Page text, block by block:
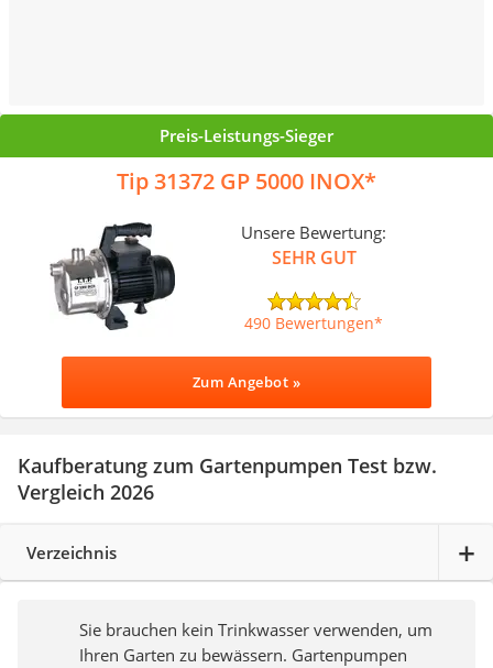
Preis-Leistungs-Sieger
Tip 31372 GP 5000 INOX
Unsere Bewertung:
SEHR GUT
490 Bewertungen
Zum Angebot »
Kaufberatung zum Gartenpumpen Test bzw.
Vergleich 2026
Verzeichnis
Sie brauchen kein Trinkwasser verwenden, um
Ihren Garten zu bewässern. Gartenpumpen